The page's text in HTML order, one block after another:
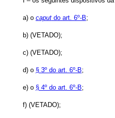
a) o caputdo art. 6º-B;
b) (VETADO);
c) (VETADO);
d) o § 3º do art. 6º-B;
e) o § 4º do art. 6º-B;
f) (VETADO);